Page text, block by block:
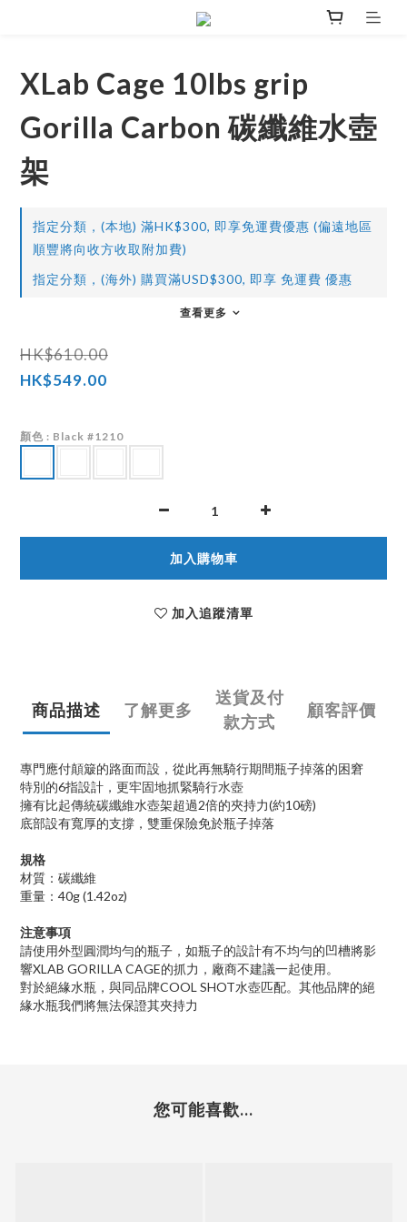
XLab Cage 10lbs grip
Gorilla Carbon 碳纖維水壺
架
指定分類，(本地) 滿HK$300, 即享免運費優惠 (偏遠地區
順豐將向收方收取附加費)
指定分類，(海外) 購買滿USD$300, 即享 免運費 優惠
查看更多
HK$610.00
HK$549.00
顏色 : Black #1210
加入購物車
加入追蹤清單
商品描述 了解更多
送貨及付
款方式
顧客評價
專門應付顛簸的路面而設，從此再無騎行期間瓶子掉落的困窘
特別的6指設計，更牢固地抓緊騎行水壺
擁有比起傳統碳纖維水壺架超過2倍的夾持力(約10磅)
底部設有寬厚的支撐，雙重保險免於瓶子掉落
規格
材質：碳纖維
重量： 40g (1.42oz)
注意事項
請使用外型圓潤均勻的瓶子，如瓶子的設計有不均勻的凹槽將影
響XLAB GORILLA CAGE的抓力，廠商不建議一起使用。
對於絕緣水瓶，與同品牌COOL SHOT水壺匹配。其他品牌的絕
緣水瓶我們將無法保證其夾持力
您可能喜歡...